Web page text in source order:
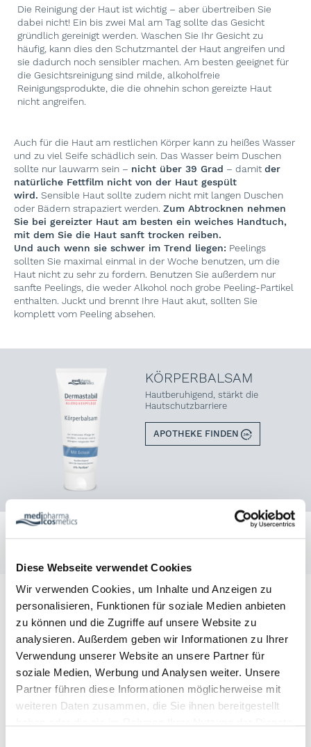
Diese Webseite verwendet Cookies
Wir verwenden Cookies, um Inhalte und Anzeigen zu
personalisieren, Funktionen für soziale Medien anbieten
zu können und die Zugriffe auf unsere Website zu
analysieren. Außerdem geben wir Informationen zu Ihrer
Verwendung unserer Website an unsere Partner für
soziale Medien, Werbung und Analysen weiter. Unsere
Partner führen diese Informationen möglicherweise mit
weiteren Daten zusammen, die Sie ihnen bereitgestellt
Die Reinigung der Haut ist wichtig – aber übertreiben Sie
dabei nicht! Ein bis zwei Mal am Tag sollte das Gesicht
gründlich gereinigt werden. Waschen Sie Ihr Gesicht zu
häufig, kann dies den Schutzmantel der Haut angreifen und
sie dadurch noch sensibler machen. Am besten geeignet für
die Gesichtsreinigung sind milde, alkoholfreie
Reinigungsprodukte, die die ohnehin schon gereizte Haut
nicht angreifen.
Auch für die Haut am restlichen Körper kann zu heißes Wasser
und zu viel Seife schädlich sein. Das Wasser beim Duschen
sollte nur lauwarm sein – nicht über 39 Grad – damit der
natürliche Fettfilm nicht von der Haut gespült
wird. Sensible Haut sollte zudem nicht mit langen Duschen
oder Bädern strapaziert werden. Zum Abtrocknen nehmen
Sie bei gereizter Haut am besten ein weiches Handtuch,
mit dem Sie die Haut sanft trocken reiben.
Und auch wenn sie schwer im Trend liegen: Peelings
sollten Sie maximal einmal in der Woche benutzen, um die
Haut nicht zu sehr zu fordern. Benutzen Sie außerdem nur
sanfte Peelings, die weder Alkohol noch grobe Peeling-Partikel
enthalten. Juckt und brennt Ihre Haut akut, sollten Sie
komplett vom Peeling absehen.
KÖRPERBALSAM
Hautberuhigend, stärkt die
Hautschutzbarriere
APOTHEKE FINDEN
Bestellen und innerhalb von 24 Stunden erhalten
In der Regel sind die zwischen Montag bis Freitag bestellten
PFLEGEROUTINE FÜR SENSIBLE HAUT IM
GESICHT
Eine sorgfältige, individuelle Pflege sollte auf die Reinigung
folgen und kann stärkere Reizungen verhindern.
Pflegeroutine ist, die Haut zu beruhigen und den
Säureschutzmantel zu stärken.Häufig ist sensible Haut
besonders trocken und braucht daher viel